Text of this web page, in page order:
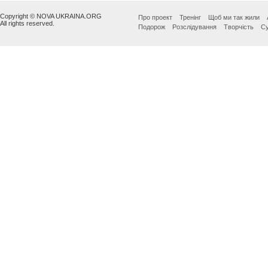
Copyright © NOVA UKRAINA.ORG
All rights reserved.
Про проект Тренінг Щоб ми так жили
Подорож
Розслідування Творчість